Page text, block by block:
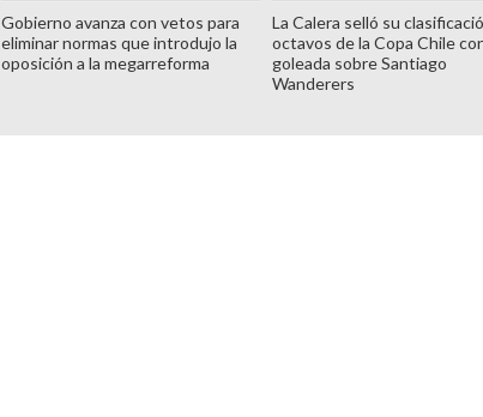
Gobierno avanza con vetos para
eliminar normas que introdujo la
oposición a la megarreforma
La Calera selló su
octavos de la Copa Chile
goleada sobre Santiago
Wanderers